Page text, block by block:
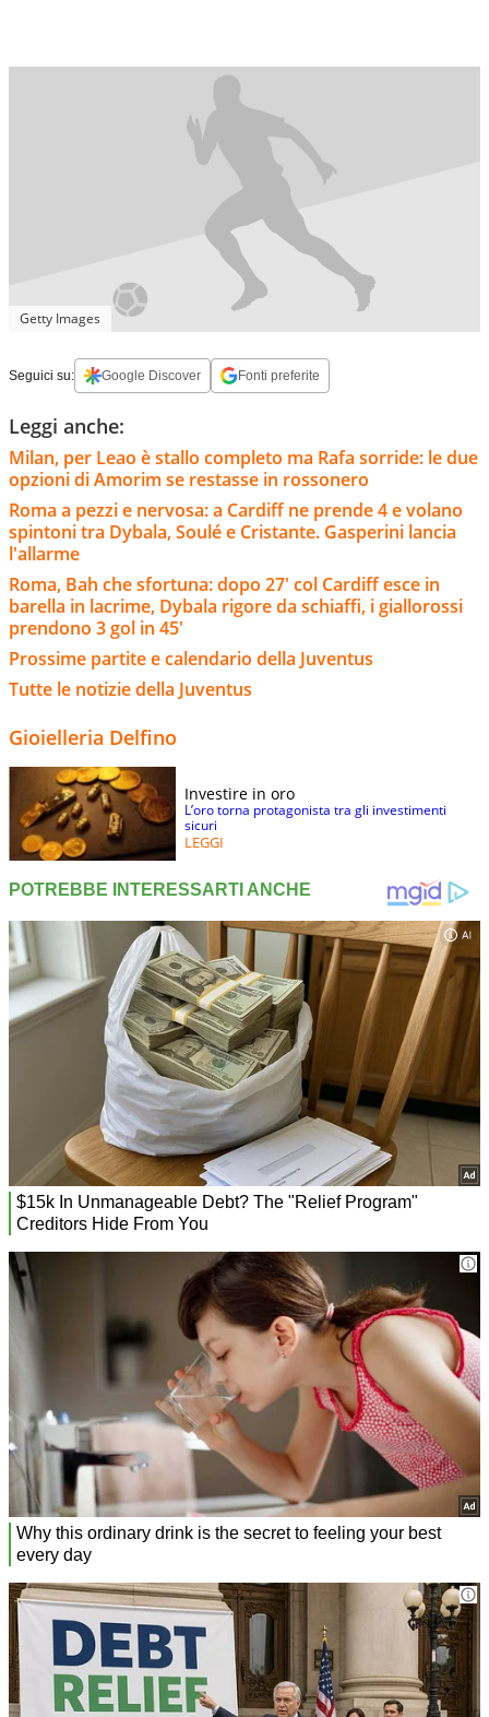
Getty Images
Seguici su: Google Discover Fonti preferite
Leggi anche:
Milan, per Leao è stallo completo ma Rafa sorride: le due
opzioni di Amorim se restasse in rossonero
Roma a pezzi e nervosa: a Cardiff ne prende 4 e volano
spintoni tra Dybala, Soulé e Cristante. Gasperini lancia
l'allarme
Roma, Bah che sfortuna: dopo 27' col Cardiff esce in
barella in lacrime, Dybala rigore da schiaffi, i giallorossi
prendono 3 gol in 45'
Prossime partite e calendario della Juventus
Tutte le notizie della Juventus
Gioielleria Delfino
Investire in oro
L’oro torna protagonista tra gli investimenti
sicuri
LEGGI